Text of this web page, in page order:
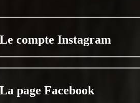
Le compte Instagram
La page Facebook